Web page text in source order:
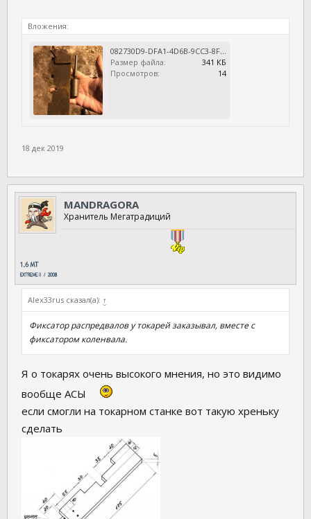
Вложения:
082730D9-DFA1-4D6B-9CC3-8F244A654D85.jpeg
Размер файла:
341 КБ
Просмотров:
14
18 дек 2019
MANDRAGORA
Хранитель Мегатрадиций
Аlex33rus сказал(а): ↑
Фиксатор распредвалов у токарей заказывал, вместе с
фиксатором коленвала.
Я о токарях очень высокого мнения, но это видимо
вообще АСЫ
если смогли на токарном станке вот такую хреньку
сделать